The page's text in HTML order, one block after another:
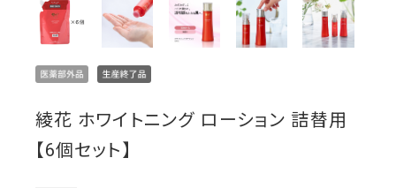
綾花 ホワイトニング ローション 詰替用
【6個セット】